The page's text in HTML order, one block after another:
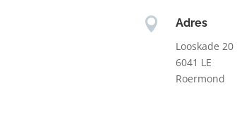

Adres
Looskade 20
6041 LE
Roermond